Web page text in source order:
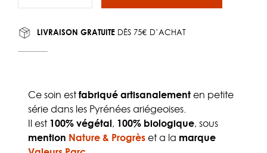
LIVRAISON GRATUITE DÈS 75€ D’ACHAT
Ce soin est fabriqué artisanalementen petite
série dans les Pyrénées ariégeoises.
Il est 100% végétal, 100% biologique, sous
mention Nature & Progrèset a la marque